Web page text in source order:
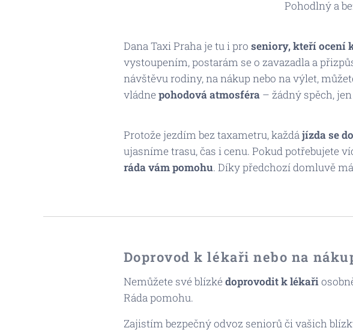
Pohodlný a
Dana Taxi Praha je tu i pro seniory, kteří ocení
vystoupením, postarám se o zavazadla a
návštěvu rodiny, na nákup nebo na výlet,
vládne pohodová atmosféra– žádný spěch,
Protože jezdím bez taxametru, každájízda se
ujasníme trasu, čas i cenu. Pokud potřebujete
ráda vám pomohu. Díky předchozí domluvě
Doprovod k lékaři nebo na
Nemůžete své blízké doprovodit k lékaři
Ráda pomohu.
Zajistím bezpečný odvoz seniorů či vašich